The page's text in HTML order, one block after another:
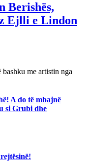
Berishës,
Ejlli e Lindon
me artistin nga
A do të mbajnë
si Grubi dhe